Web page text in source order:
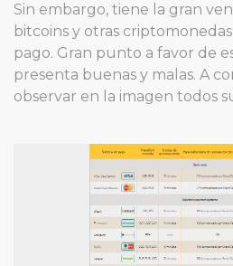
Sin embargo, tiene la gran
bitcoins y otras
pago. Gran punto a favor de
presenta buenas y malas. A
observar en la imagen todos